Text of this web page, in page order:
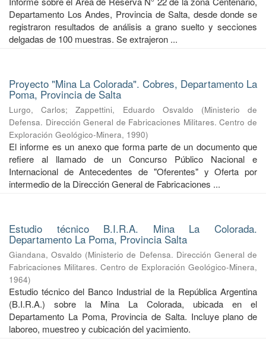
Departamento Los Andes, Provincia de Salta, desde donde se
registraron resultados de análisis a grano suelto y secciones
delgadas de 100 muestras. Se extrajeron ...
Proyecto "Mina La Colorada". Cobres, Departamento La
Poma, Provincia de Salta
Lurgo, Carlos;Zappettini, Eduardo Osvaldo (Ministerio de
Defensa. Dirección General de Fabricaciones Militares. Centro de
Exploración Geológico-Minera, 1990)
El informe es un anexo que forma parte de un documento que
refiere al llamado de un Concurso Público Nacional e
Internacional de Antecedentes de "Oferentes" y Oferta por
intermedio de la Dirección General de Fabricaciones ...
Estudio técnico B.I.R.A. Mina La Colorada.
Departamento La Poma, Provincia Salta
Giandana, Osvaldo (Ministerio de Defensa. Dirección General de
Fabricaciones Militares. Centro de Exploración Geológico-Minera,
1964)
Estudio técnico del Banco Industrial de la República Argentina
(B.I.R.A.) sobre la Mina La Colorada, ubicada en el
Departamento La Poma, Provincia de Salta. Incluye plano de
laboreo, muestreo y cubicación del yacimiento.